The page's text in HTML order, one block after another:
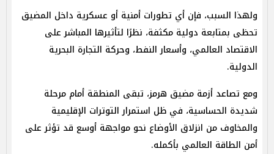
ولهذا السبب، فإن أي تطورات أمنية أو عسكرية داخل المضيق
تحظى بمتابعة دولية مكثفة، نظرًا لتأثيرها المباشر على
الاقتصاد العالمي، وأسعار النفط، وحركة التجارة البحرية
الدولية.
ومع تصاعد أزمة مضيق هرمز، تبقى المنطقة أمام مرحلة
شديدة الحساسية، في ظل استمرار التوترات الإقليمية
والمخاوف من انزلاق الأوضاع نحو مواجهة أوسع قد تؤثر على
أمن الطاقة العالمي بأكمله.